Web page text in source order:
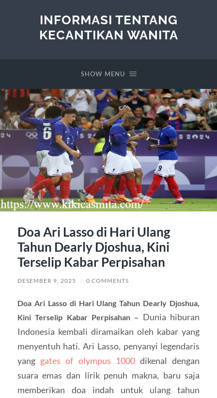
INFORMASI TENTANG
KECANTIKAN WANITA
SHOW MENU
Doa Ari Lasso di Hari Ulang
Tahun Dearly Djoshua, Kini
Terselip Kabar Perpisahan
DESEMBER 9, 2025 / 0 COMMENTS
Doa Ari Lasso di Hari Ulang Tahun Dearly Djoshua,
Kini Terselip Kabar Perpisahan – Dunia hiburan
Indonesia kembali diramaikan oleh kabar yang
menyentuh hati. Ari Lasso, penyanyi legendaris
yang gates of olympus 1000dikenal dengan
suara emas dan lirik penuh makna, baru saja
memberikan doa indah untuk ulang tahun